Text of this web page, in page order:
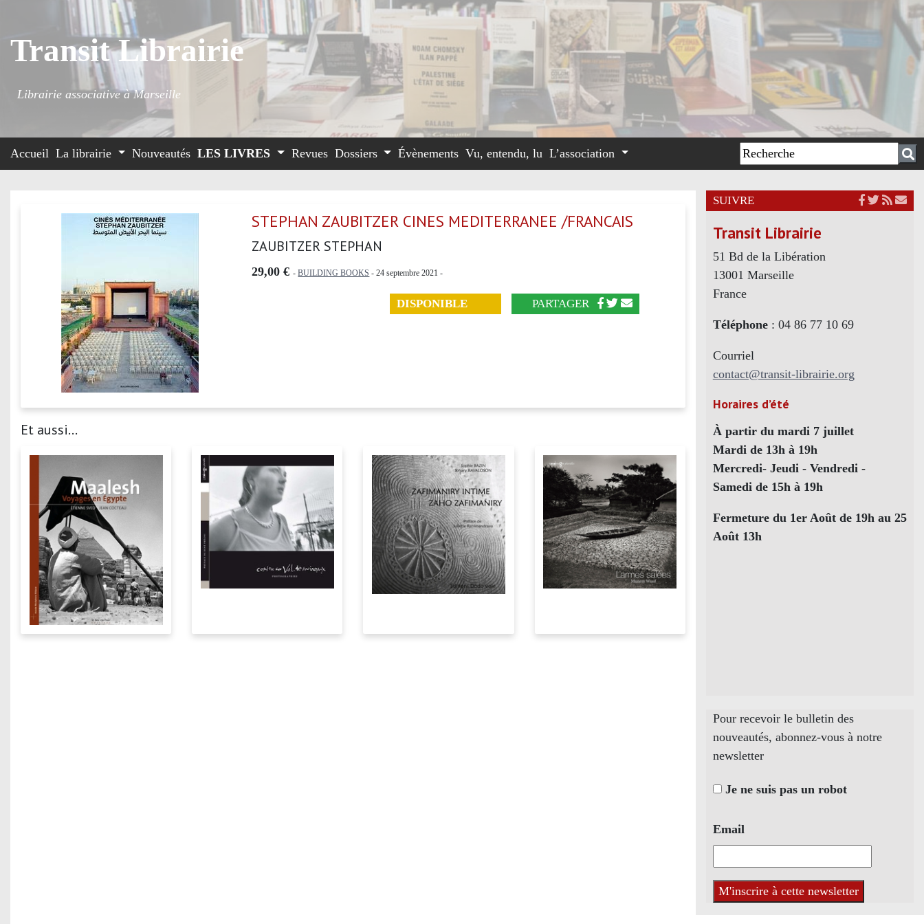
Transit Librairie
Librairie associative à Marseille
Accueil La librairie Nouveautés LES LIVRES Revues Dossiers Évènements Vu, entendu, lu L’association
STEPHAN ZAUBITZER CINES MEDITERRANEE /FRANCAIS
ZAUBITZER STEPHAN
29,00 € -BUILDING BOOKS - 24 septembre 2021 -
DISPONIBLE PARTAGER
Et aussi...
SUIVRE
Transit Librairie
51 Bd de la Libération
13001 Marseille
France
Téléphone: 04 86 77 10 69
Courriel
contact@transit-librairie.org
Horaires d’été
À partir du mardi 7 juillet
Mardi de 13h à 19h
Mercredi- Jeudi - Vendredi -
Samedi de 15h à 19h
Fermeture du 1er Août de 19h au 25
Août 13h
Pour recevoir le bulletin des
nouveautés, abonnez-vous à notre
newsletter
Je ne suis pas un robot
Email